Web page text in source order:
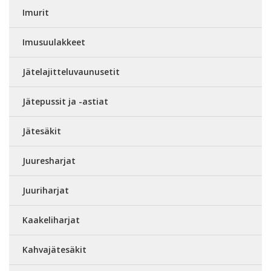
Imurit
Imusuulakkeet
Jätelajitteluvaunusetit
Jätepussit ja -astiat
Jätesäkit
Juuresharjat
Juuriharjat
Kaakeliharjat
Kahvajätesäkit